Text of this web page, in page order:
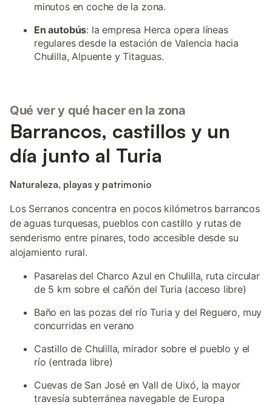
minutos en coche de la zona.
En autobús: la empresa Herca opera líneas
regulares desde la estación de Valencia hacia
Chulilla, Alpuente y Titaguas.
Qué ver y qué hacer en la zona
Barrancos, castillos y un
día junto al Turia
Naturaleza, playas y patrimonio
Los Serranos concentra en pocos kilómetros barrancos
de aguas turquesas, pueblos con castillo y rutas de
senderismo entre pinares, todo accesible desde su
alojamiento rural.
Pasarelas del Charco Azul en Chulilla, ruta circular
de 5 km sobre el cañón del Turia (acceso libre)
Baño en las pozas del río Turia y del Reguero, muy
concurridas en verano
Castillo de Chulilla, mirador sobre el pueblo y el
río (entrada libre)
Cuevas de San José en Vall de Uixó, la mayor
travesía subterránea navegable de Europa